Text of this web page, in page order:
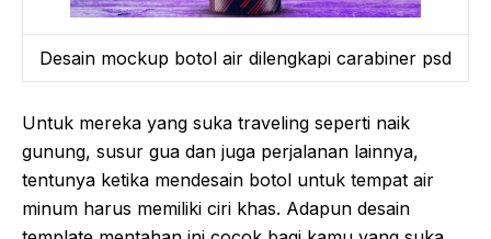
Desain mockup botol air dilengkapi carabiner psd
Untuk mereka yang suka traveling seperti naik
gunung, susur gua dan juga perjalanan lainnya,
tentunya ketika mendesain botol untuk tempat air
minum harus memiliki ciri khas. Adapun desain